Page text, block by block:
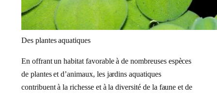
Des plantes aquatiques
En offrant un habitat favorable à de nombreuses espèces
de plantes et d’animaux, les jardins aquatiques
contribuent à la richesse et à la diversité de la faune et de